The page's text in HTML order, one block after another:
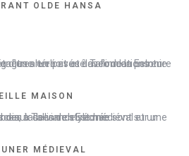
OLDE HANSA
MAISON
MÉDIEVAL